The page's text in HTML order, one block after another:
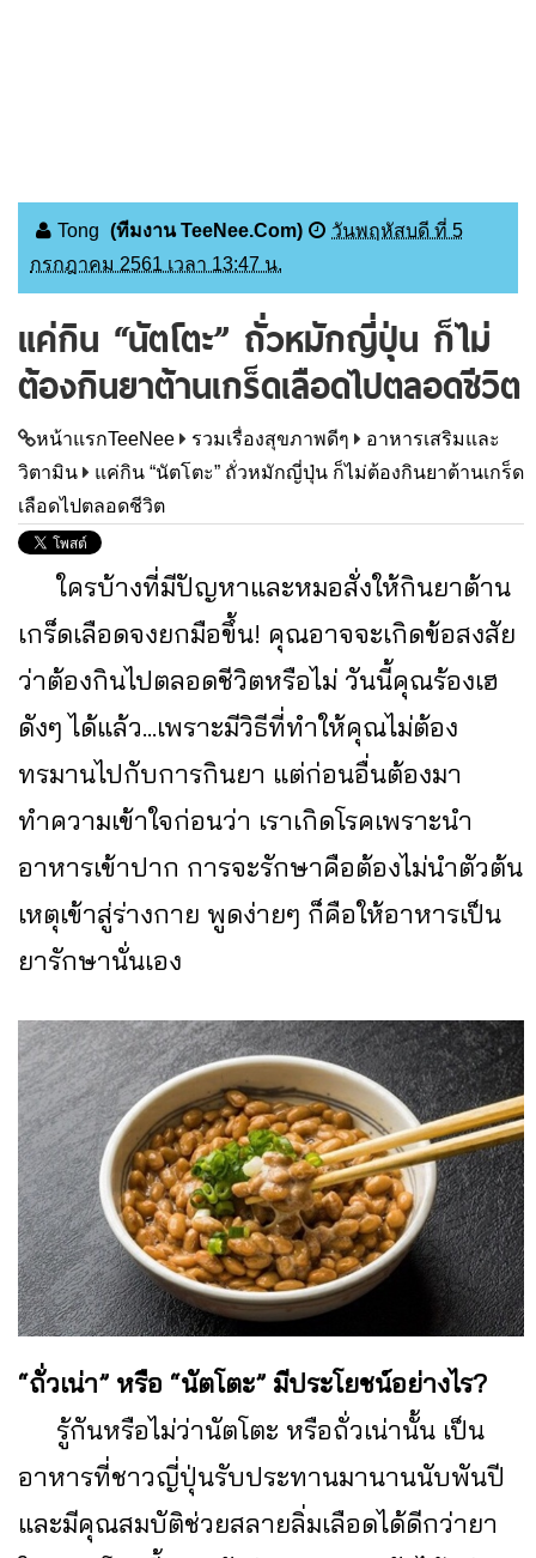
Tong (ทีมงาน TeeNee.Com)
วันพฤหัสบดี ที่ 5
กรกฎาคม 2561 เวลา 13:47 น.
แค่กิน “นัตโตะ” ถั่วหมักญี่ปุ่น ก็ไม่
ต้องกินยาต้านเกร็ดเลือดไปตลอดชีวิต
หน้าแรกTeeNee รวมเรื่องสุขภาพดีๆ
อาหารเสริมและ
วิตามิน
แค่กิน “นัตโตะ” ถั่วหมักญี่ปุ่น ก็ไม่ต้องกินยาต้านเกร็ด
เลือดไปตลอดชีวิต
ใครบ้างที่มีปัญหาและหมอสั่งให้กินยาต้าน
เกร็ดเลือดจงยกมือขึ้น! คุณอาจจะเกิดข้อสงสัย
ว่าต้องกินไปตลอดชีวิตหรือไม่ วันนี้คุณร้องเฮ
ดังๆ ได้แล้ว...เพราะมีวิธีที่ทำให้คุณไม่ต้อง
ทรมานไปกับการกินยา แต่ก่อนอื่นต้องมา
ทำความเข้าใจก่อนว่า เราเกิดโรคเพราะนำ
อาหารเข้าปาก การจะรักษาคือต้องไม่นำตัวต้น
เหตุเข้าสู่ร่างกาย พูดง่ายๆ ก็คือให้อาหารเป็น
ยารักษานั่นเอง
“ถั่วเน่า” หรือ “นัตโตะ” มีประโยชน์อย่างไร?
รู้กันหรือไม่ว่านัตโตะ หรือถั่วเน่านั้น เป็น
อาหารที่ชาวญี่ปุ่นรับประทานมานานนับพันปี
และมีคุณสมบัติช่วยสลายลิ่มเลือดได้ดีกว่ายา